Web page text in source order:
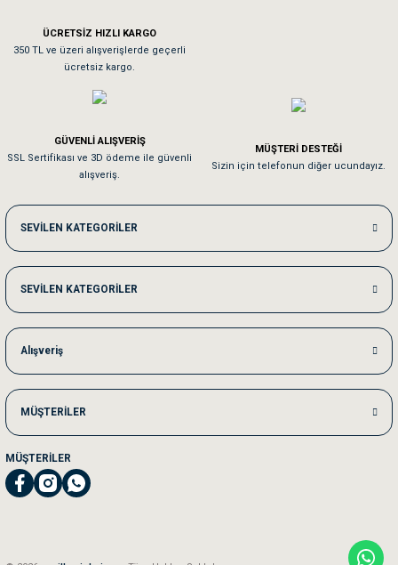
Sa**** On******
Kedilerim beğeniyorlar. Memnunuz. Uygun fiyatta olması iyi.
Me***** Ya******
Akşam verdiğim sipariş bir sonraki gün elime ulaştı. Jack russell köpeğim
Ka***** Ar******
ÜCRETSİZ HIZLI KARGO
350 TL ve üzeri alışverişlerde geçerli
ücretsiz kargo.
GÜVENLİ ALIŞVERİŞ
SSL Sertifikası ve 3D ödeme ile güvenli
alışveriş.
MÜŞTERİ DESTEĞİ
Sizin için telefonun diğer ucundayız.
SEVİLEN KATEGORİLER
SEVİLEN KATEGORİLER
Alışveriş
MÜŞTERİLER
MÜŞTERİLER